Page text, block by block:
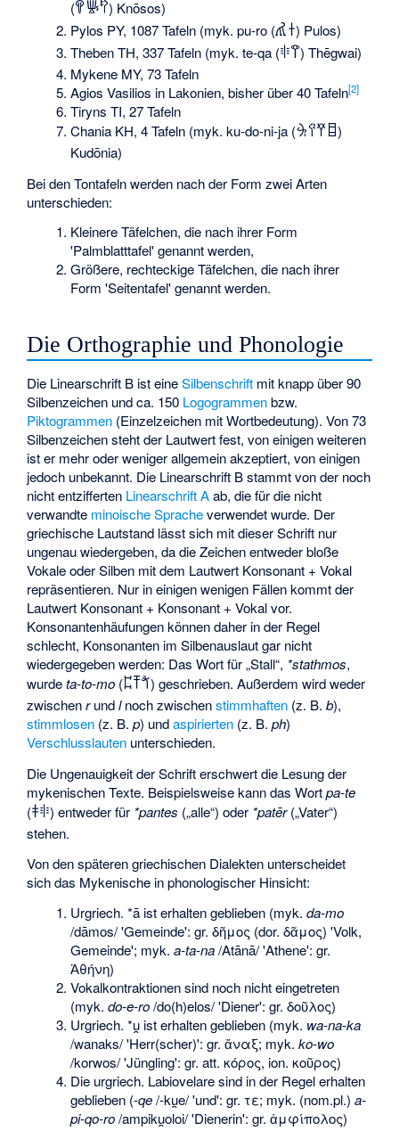
(𐀒𐀜𐀰) Knōsos)
Pylos PY, 1087 Tafeln (myk. pu-ro (𐀢𐀫) Pulos)
Theben TH, 337 Tafeln (myk. te-qa (𐀳𐀣) Thēgwai)
Mykene MY, 73 Tafeln
Agios Vasilios in Lakonien, bisher über 40 Tafeln[2]
Tiryns TI, 27 Tafeln
Chania KH, 4 Tafeln (myk. ku-do-ni-ja (𐀓𐀈𐀛𐀊)
Kudōnia)
Bei den Tontafeln werden nach der Form zwei Arten
unterschieden:
Kleinere Täfelchen, die nach ihrer Form
'Palmblatttafel' genannt werden,
Größere, rechteckige Täfelchen, die nach ihrer
Form 'Seitentafel' genannt werden.
Die Orthographie und Phonologie
Die Linearschrift B ist eineSilbenschrift mit knapp über 90
Silbenzeichen und ca. 150 Logogrammenbzw.
Piktogrammen (Einzelzeichen mit Wortbedeutung). Von 73
Silbenzeichen steht der Lautwert fest, von einigen weiteren
ist er mehr oder weniger allgemein akzeptiert, von einigen
jedoch unbekannt. Die Linearschrift B stammt von der noch
nicht entzifferten Linearschrift Aab, die für die nicht
verwandte minoische Spracheverwendet wurde. Der
griechische Lautstand lässt sich mit dieser Schrift nur
ungenau wiedergeben, da die Zeichen entweder bloße
Vokale oder Silben mit dem Lautwert Konsonant + Vokal
repräsentieren. Nur in einigen wenigen Fällen kommt der
Lautwert Konsonant + Konsonant + Vokal vor.
Konsonantenhäufungen können daher in der Regel
schlecht, Konsonanten im Silbenauslaut gar nicht
wiedergegeben werden: Das Wort für „Stall“, *stathmos,
wurdeta-to-mo (𐀲𐀵𐀗) geschrieben. Außerdem wird weder
zwischenrundlnoch zwischenstimmhaften (z. B.b),
stimmlosen (z. B.p) undaspirierten (z. B.ph)
Verschlusslauten unterschieden.
Die Ungenauigkeit der Schrift erschwert die Lesung der
mykenischen Texte. Beispielsweise kann das Wortpa-te
(𐀞𐀳) entweder für *pantes („alle“) oder *patēr(„Vater“)
stehen.
Von den späteren griechischen Dialekten unterscheidet
sich das Mykenische in phonologischer Hinsicht:
Urgriech. *ā ist erhalten geblieben (myk.da-mo
/dāmos/ 'Gemeinde': gr. δῆμος (dor. δᾶμος) 'Volk,
Gemeinde'; myk.a-ta-na/Atānā/ 'Athene': gr.
Ἀθήνη)
Vokalkontraktionen sind noch nicht eingetreten
(myk.do-e-ro/do(h)elos/ 'Diener': gr. δοῦλος)
Urgriech. *u̯ ist erhalten geblieben (myk. wa-na-ka
/wanaks/ 'Herr(scher)': gr. ἄναξ; myk.ko-wo
/korwos/ 'Jüngling': gr. att. κόρος, ion. κοῦρος)
Die urgriech. Labiovelare sind in der Regel erhalten
geblieben (-qe/-ku̯e/ 'und': gr. τε; myk. (nom.pl.)a-
pi-qo-ro/ampiku̯oloi/ 'Dienerin': gr. ἀμφίπολος)